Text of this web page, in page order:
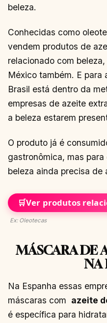
beleza.
Conhecidas como
vendem produtos de
relacionado com
México também. E para
Brasil está dentro da
empresas de azeite
a beleza estarem
O produto já é
gastronômica, mas
beleza ainda precisa de
🛒Ver produtos
Ex: Oleotecas
MÁSCARA DE
NA
Na Espanha essas
máscaras com azeite
é específica para